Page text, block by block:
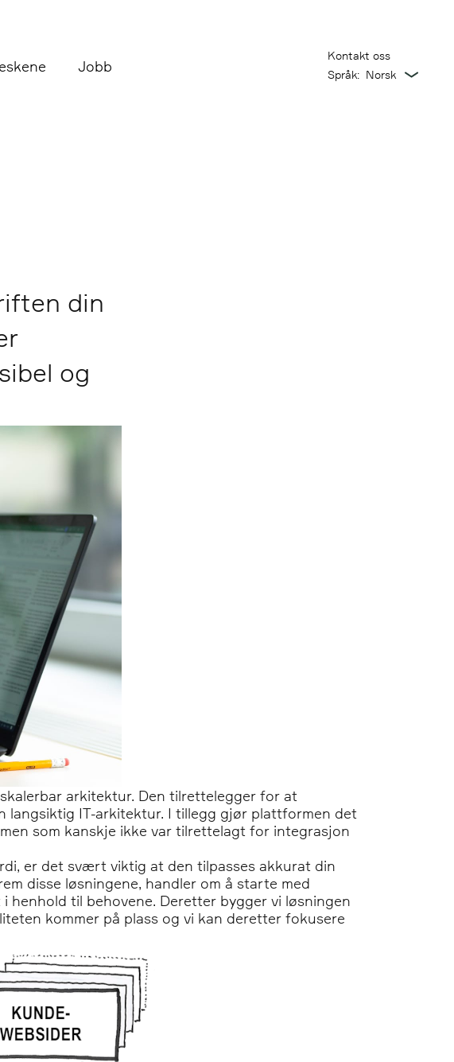
Jobb
Kontakt oss
Språk:
din
og
arkitektur. Den tilrettelegger for at
langsiktig IT-arkitektur. I tillegg gjør plattformen det
som kanskje ikke var tilrettelagt for integrasjon
er det svært viktig at den tilpasses akkurat din
disse løsningene, handler om å starte med
til behovene. Deretter bygger vi løsningen
kommer på plass og vi kan deretter fokusere